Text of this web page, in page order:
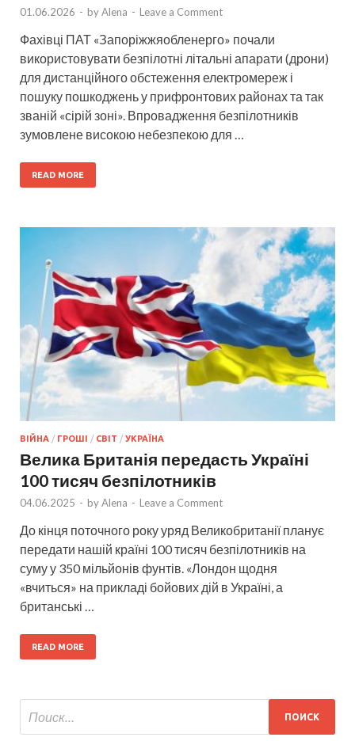
01.06.2026 - byAlena - Leave a Comment
Фахівці ПАТ «Запоріжжяобленерго» почали
використовувати безпілотні літальні апарати (дрони)
для дистанційного обстеження електромереж і
пошуку пошкоджень у прифронтових районах та так
званій «сірій зоні». Впровадження безпілотників
зумовлене високою небезпекою для …
READ MORE
ВІЙНА / ГРОШІ / СВІТ / УКРАЇНА
Велика Британія передасть Україні
100 тисяч безпілотників
04.06.2025 - byAlena - Leave a Comment
До кінця поточного року уряд Великобританії планує
передати нашій країні 100 тисяч безпілотників на
суму у 350 мільйонів фунтів. «Лондон щодня
«вчиться» на прикладі бойових дій в Україні, а
британські …
READ MORE